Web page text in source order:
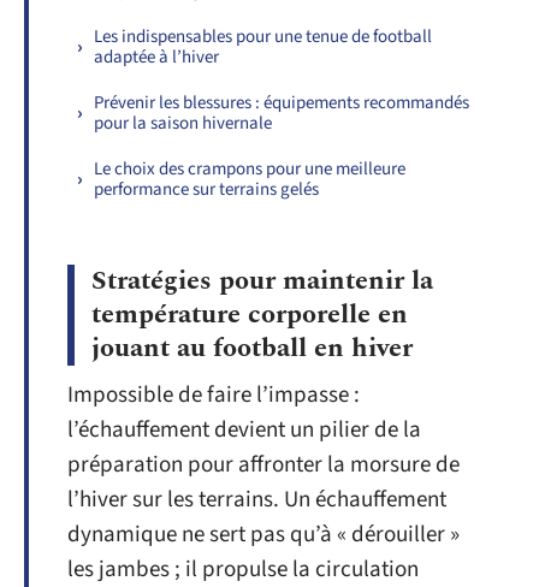
Les indispensables pour une tenue de football
adaptée à l’hiver
Prévenir les blessures : équipements recommandés
pour la saison hivernale
Le choix des crampons pour une meilleure
performance sur terrains gelés
Stratégies pour maintenir la
température corporelle en
jouant au football en hiver
Impossible de faire l’impasse :
l’échauffement devient un pilier de la
préparation pour affronter la morsure de
l’hiver sur les terrains. Un échauffement
dynamique ne sert pas qu’à « dérouiller »
les jambes ; il propulse la circulation